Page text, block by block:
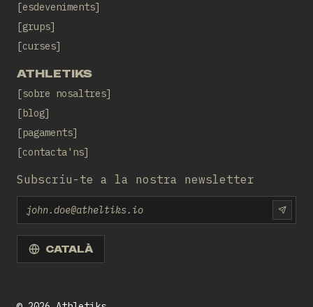
esdeveniments
grups
curses
ATHLETIKS
sobre nosaltres
blog
pagaments
contacta'ns
Subscriu-te a la nostra newsletter
Email
CATALÀ